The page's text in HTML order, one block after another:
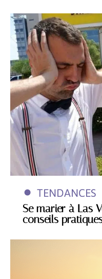
TENDANCES
Se marier à Las
conseils